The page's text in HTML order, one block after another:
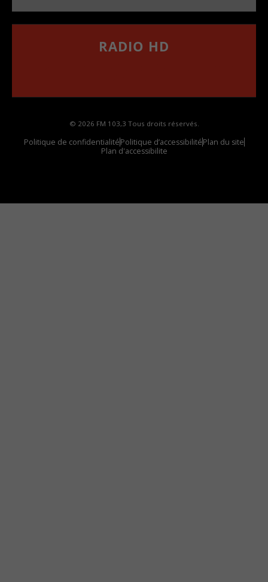
RADIO HD
© 2026 FM 103,3 Tous droits réservés.
Politique de confidentialitéPolitique d’accessibilitéPlan du site
Plan d'accessibilite